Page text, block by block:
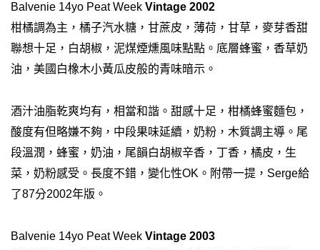
Balvenie 14yo Peat Week Vintage 2002
柑橘調為主，橘子汽水糖，甘蔗皮，薄荷，甘草，麥芽香甜
聯想十足，白胡椒，泥煤煙燻風味點點。底層蜂蜜，香草奶
油，美國白橡木小黃瓜皮般的青味暗示。
酒汁油脂乾爽均有，相當和諧。甜感十足，柑橘蜂蜜麵包，
酸度有但略嫌不夠，中段果味延續，奶粉，木質調主導。 尾
段溫潤，蜂蜜，奶油，尾韻白胡椒辛香，丁香，橘皮，生
菜，奶粉感受。長度不錯，變化性OK。 附帶一提，Serge給
了87分2002年版。
Balvenie 14yo Peat Week Vintage 2003